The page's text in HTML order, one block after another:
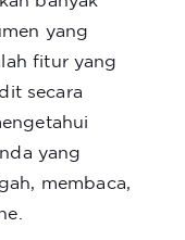
yang
fitur yang
secara
yang
membaca,